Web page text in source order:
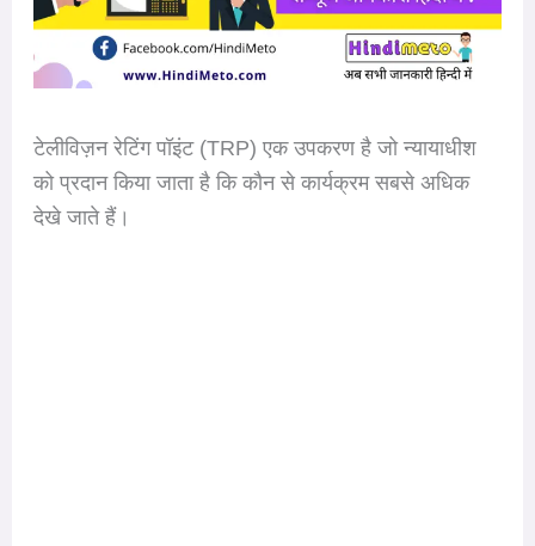
टेलीविज़न रेटिंग पॉइंट (TRP) एक उपकरण है जो न्यायाधीश
को प्रदान किया जाता है कि कौन से कार्यक्रम सबसे अधिक
देखे जाते हैं।